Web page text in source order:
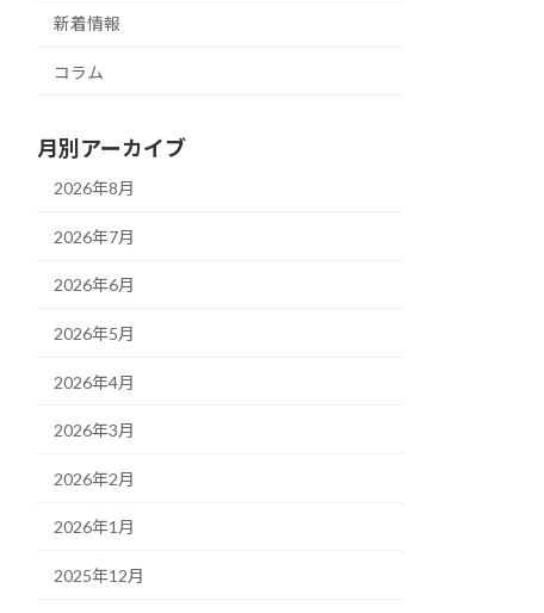
新着情報
コラム
月別アーカイブ
2026年8月
2026年7月
2026年6月
2026年5月
2026年4月
2026年3月
2026年2月
2026年1月
2025年12月